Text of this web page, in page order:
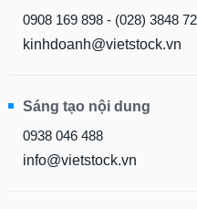
0908 169 898 - (028) 3848
kinhdoanh@vietstock.vn
Sáng tạo nội dung
0938 046 488
info@vietstock.vn